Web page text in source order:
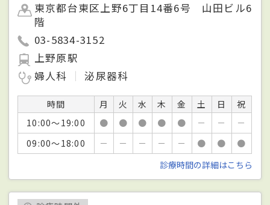
東京都台東区上野6丁目14番6号 山田ビル6
階
03-5834-3152
上野原駅
婦人科
泌尿器科
時間 月 火 水 木 金 土 日
祝
10:00～19:00
● ● ● ● ● － －
－
09:00～18:00
－ － － － － ● ●
●
診療時間の詳細はこちら